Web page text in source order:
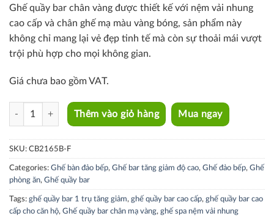
Ghế quầy bar chân vàng được thiết kế với nệm vải nhung
cao cấp và chân ghế mạ màu vàng bóng, sản phẩm này
không chỉ mang lại vẻ đẹp tinh tế mà còn sự thoải mái vượt
trội phù hợp cho mọi không gian.
Giá chưa bao gồm VAT.
CB2165B-F quantity
Thêm vào giỏ hàng Mua ngay
SKU: CB2165B-F
Categories: Ghế bàn đảo bếp, Ghế bar tăng giảm độ cao, Ghế đảo bếp, Ghế
phòng ăn, Ghế quầy bar
Tags: ghế quầy bar 1 trụ tăng giảm, ghế quầy bar cao cấp, ghế quầy bar cao
cấp cho căn hộ, Ghế quầy bar chân mạ vàng, ghế spa nệm vải nhung